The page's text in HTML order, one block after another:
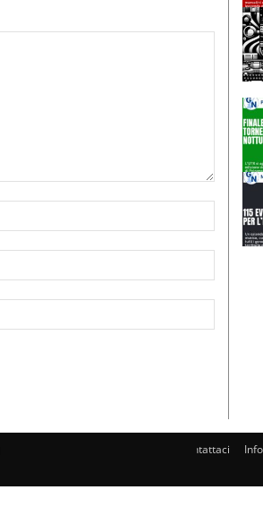
Nome:*
Contattaci